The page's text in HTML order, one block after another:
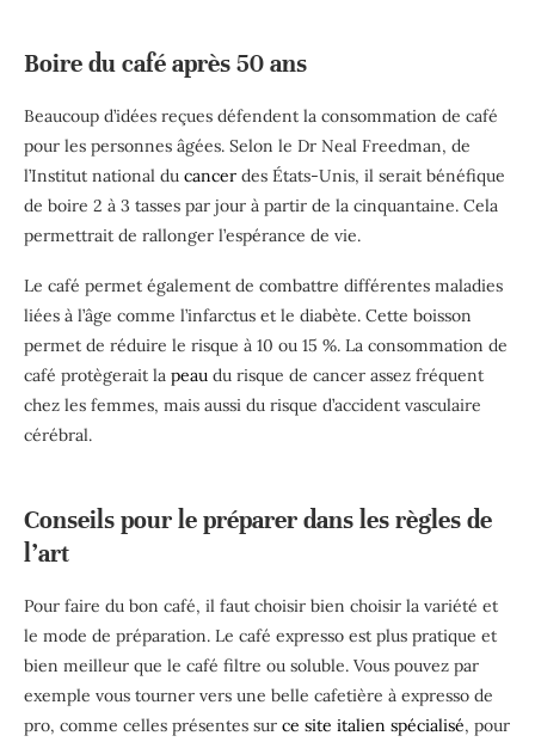
Boire du café après 50 ans
Beaucoup d’idées reçues défendent la consommation de café
pour les personnes âgées. Selon le Dr Neal Freedman, de
l’Institut national du cancer des États-Unis, il serait bénéfique
de boire 2 à 3 tasses par jour à partir de la cinquantaine. Cela
permettrait de rallonger l’espérance de vie.
Le café permet également de combattre différentes maladies
liées à l’âge comme l’infarctus et le diabète. Cette boisson
permet de réduire le risque à 10 ou 15 %. La consommation de
café protègerait la peau du risque de cancer assez fréquent
chez les femmes, mais aussi du risque d’accident vasculaire
cérébral.
Conseils pour le préparer dans les règles de
l’art
Pour faire du bon café, il faut choisir bien choisir la variété et
le mode de préparation. Le café expresso est plus pratique et
bien meilleur que le café filtre ou soluble. Vous pouvez par
exemple vous tourner vers une belle cafetière à expresso de
pro, comme celles présentes sur ce site italien spécialisé, pour